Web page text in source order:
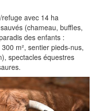
avec 14 ha
(chameau, buffles,
des enfants :
m², sentier pieds-nus,
spectacles équestres